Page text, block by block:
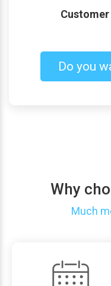
Do you
Why
Much